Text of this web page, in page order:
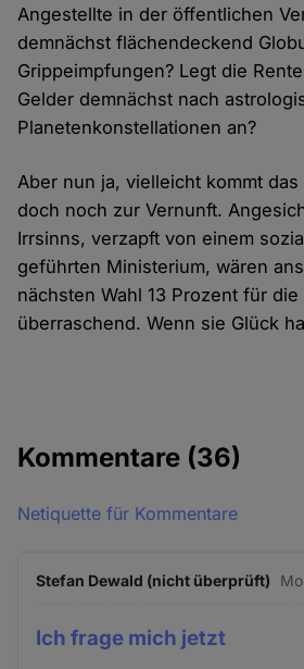
Angestellte in der öffentlichen
demnächst flächendeckend
Grippeimpfungen? Legt die
Gelder demnächst nach
Planetenkonstellationen an?
Aber nun ja, vielleicht kommt
doch noch zur Vernunft.
Irrsinns, verzapft von einem
geführten Ministerium, wären
nächsten Wahl 13 Prozent für die
überraschend. Wenn sie Glück
Kommentare (36)
Netiquette für Kommentare
Stefan Dewald (nicht überprüft)
Ich frage mich jetzt